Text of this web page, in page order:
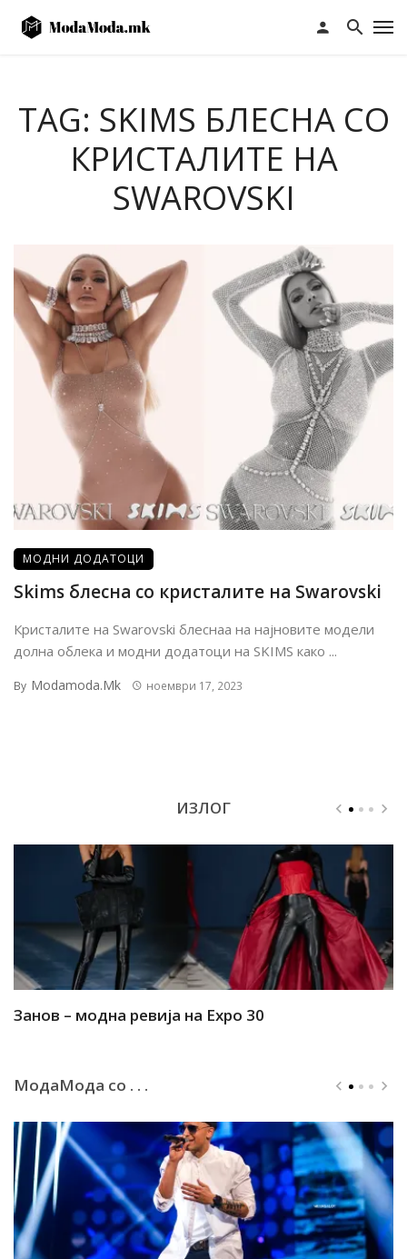
TAG: SKIMS БЛЕСНА СО
КРИСТАЛИТЕ НА
SWAROVSKI
МОДНИ ДОДАТОЦИ
Skims блесна со кристалите на Swarovski
Кристалите на Swarovski блеснаа на најновите модели
долна облека и модни додатоци на SKIMS како ...
By Modamoda.mk ноември 17, 2023
ИЗЛОГ
Занов – модна ревија на Expo 30
МодаМода со . . .